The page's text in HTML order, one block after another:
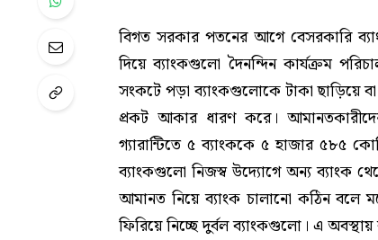
বিগত সরকার পতনের আগে বেসরকারি
দিয়ে ব্যাংকগুলো দৈনন্দিন কার্যক্রম
সংকটে পড়া ব্যাংকগুলোকে টাকা ছাড়িয়ে
প্রকট আকার ধারণ করে।
গ্যারান্টিতে ৫ ব্যাংককে ৫ হাজার ৫৮৫
ব্যাংকগুলো নিজস্ব উদ্যোগে অন্য ব্যাংক
আমানত নিয়ে ব্যাংক চালানো কঠিন বলে
ফিরিয়ে নিচ্ছে দুর্বল ব্যাংকগুলো। এ